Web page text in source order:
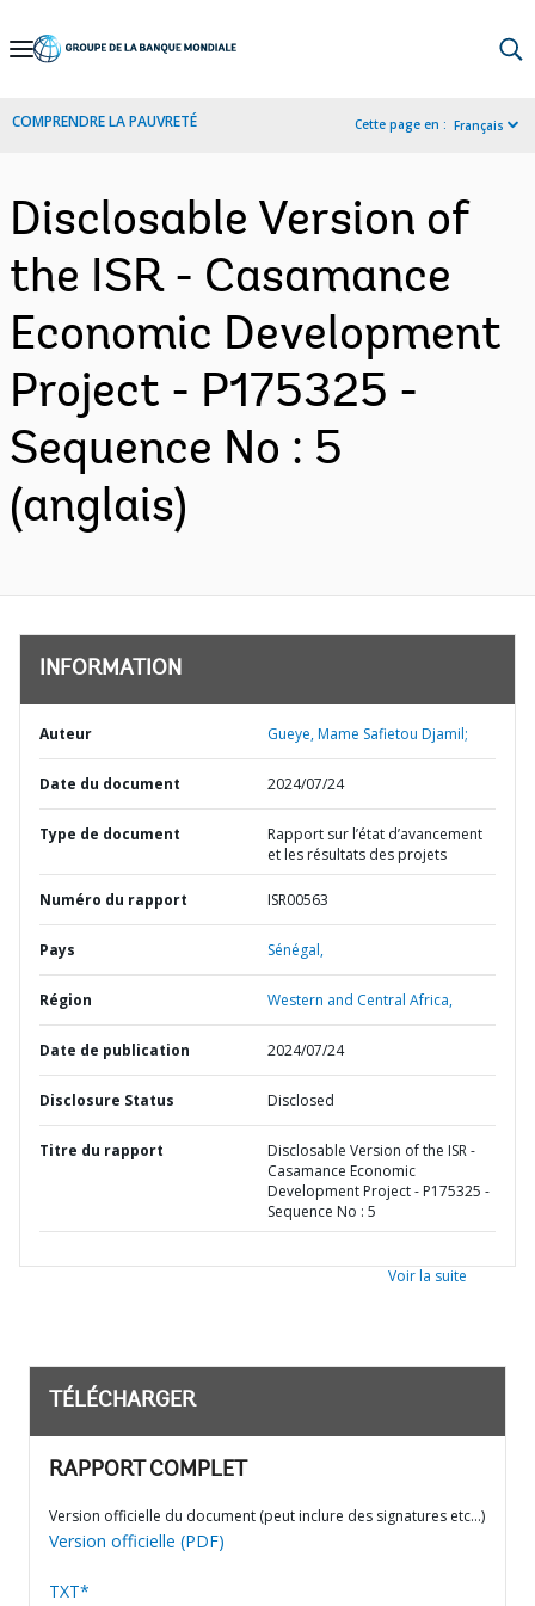
Skip
Navigation
COMPRENDRE LA PAUVRETÉ Cette page en : Français
Disclosable Version of
the ISR - Casamance
Economic Development
Project - P175325 -
Sequence No : 5
(anglais)
INFORMATION
Auteur Gueye, Mame Safietou Djamil;
Date du document 2024/07/24
Type de document
Rapport sur l’état d’avancement
et les résultats des projets
Numéro du rapport ISR00563
Pays Sénégal,
Région Western and Central Africa,
Date de publication 2024/07/24
Disclosure Status Disclosed
Titre du rapport
Disclosable Version of the ISR -
Casamance Economic
Development Project - P175325 -
Sequence No : 5
Voir la suite
TÉLÉCHARGER
RAPPORT COMPLET
Version officielle du document (peut inclure des signatures etc…)
Version officielle (PDF)
TXT*